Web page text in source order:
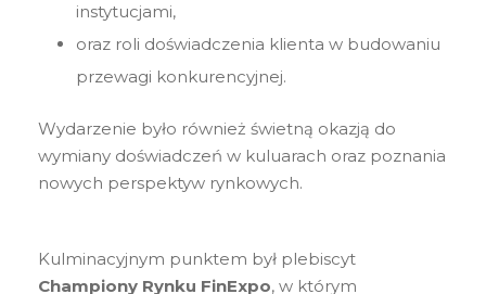
instytucjami,
oraz roli doświadczenia klienta w budowaniu
przewagi konkurencyjnej.
Wydarzenie było również świetną okazją do
wymiany doświadczeń w kuluarach oraz poznania
nowych perspektyw rynkowych.
Kulminacyjnym punktem był plebiscyt
Championy Rynku FinExpo, w którym